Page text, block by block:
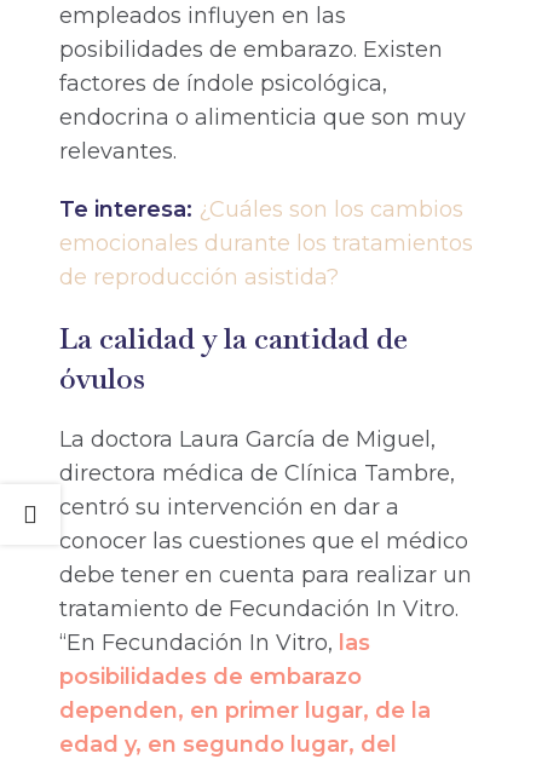
empleados influyen en las
posibilidades de embarazo. Existen
factores de índole psicológica,
endocrina o alimenticia que son muy
relevantes.
Te interesa: ¿Cuáles son los cambios
emocionales durante los tratamientos
de reproducción asistida?
La calidad y la cantidad de
óvulos
La doctora Laura García de Miguel,
directora médica de Clínica Tambre,
centró su intervención en dar a
conocer las cuestiones que el médico
debe tener en cuenta para realizar un
tratamiento de Fecundación In Vitro.
“En Fecundación In Vitro, las
posibilidades de embarazo
dependen, en primer lugar, de la
edad y, en segundo lugar, del